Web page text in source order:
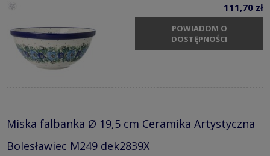
111,70 zł
POWIADOM O
DOSTĘPNOŚCI
Miska falbanka Ø 19,5 cm Ceramika Artystyczna
Bolesławiec M249 dek2839X